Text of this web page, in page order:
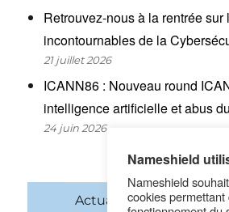
Retrouvez-nous à la rentrée
incontournables de la
21 juillet 2026
ICANN86 : Nouveau round
intelligence artificielle et abus
24 juin 2026
Actualités Noms
Nameshield
Nameshield
cookies permettant